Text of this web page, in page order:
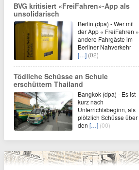
BVG kritisiert «FreiFahren»-App als
unsolidarisch
Berlin (dpa) - Wer mit
der App « FreiFahren »
andere Fahrgäste im
Berliner Nahverkehr
[…] (02)
Tödliche Schüsse an Schule
erschüttern Thailand
Bangkok (dpa) - Es ist
kurz nach
Unterrichtsbeginn, als
plötzlich Schüsse über
den […] (00)